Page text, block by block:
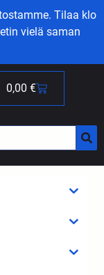
Tilaa klo
vielä saman
0,00 €